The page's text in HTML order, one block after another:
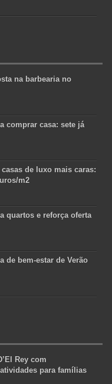
na barbearia no
comprar casa: sete já
de luxo mais caras:
m2
quartos e reforça oferta
de bem-estar de Verão
Rey com
para famílias